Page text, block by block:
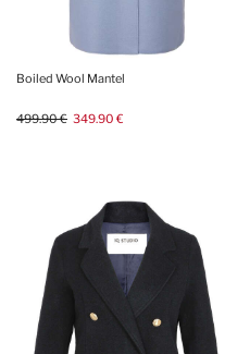
Boiled Wool Mantel
499.90 € 349.90 €